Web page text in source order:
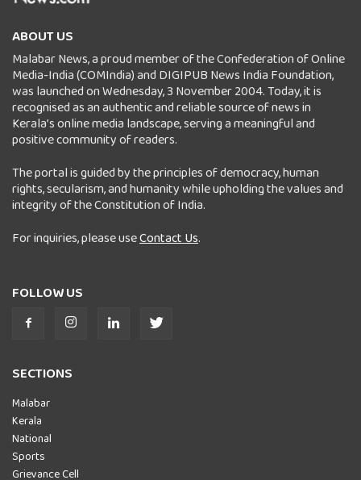
ABOUT US
Malabar News, a proud member of the Confederation of Online
Media-India (COMIndia) and DIGIPUB News India Foundation,
was launched on Wednesday, 3 November 2004. Today, it is
recognised as an authentic and reliable source of news in
Kerala’s online media landscape, serving a meaningful and
positive community of readers.
The portal is guided by the principles of democracy, human
rights, secularism, and humanity while upholding the values and
integrity of the Constitution of India.
For inquiries, please useContact Us.
FOLLOW US
SECTIONS
Malabar
Kerala
National
Sports
Grievance Cell